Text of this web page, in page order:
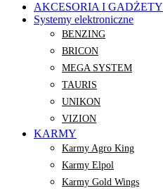
AKCESORIA I GADŻETY
Systemy elektroniczne
BENZING
BRICON
MEGA SYSTEM
TAURIS
UNIKON
VIZION
KARMY
Karmy Agro King
Karmy Elpol
Karmy Gold Wings